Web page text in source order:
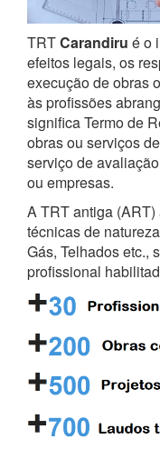
TRTCarandiru é o
efeitos legais, os
execução de obras
às profissões
significa Termo de
obras ou serviços
serviço de
ou empresas.
A TRT antiga
técnicas de
Gás, Telhados etc.,
profissional